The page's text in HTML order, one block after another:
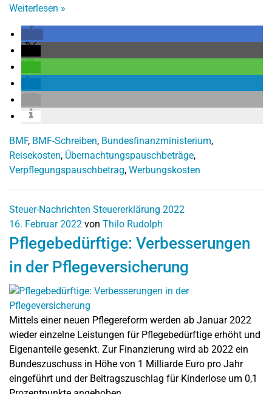
Weiterlesen »
BMF, BMF-Schreiben, Bundesfinanzministerium,
Reisekosten, Übernachtungspauschbeträge,
Verpflegungspauschbetrag, Werbungskosten
Steuer-Nachrichten Steuererklärung 2022
16. Februar 2022 von Thilo Rudolph
Pflegebedürftige: Verbesserungen
in der Pflegeversicherung
Mittels einer neuen Pflegereform werden ab Januar 2022
wieder einzelne Leistungen für Pflegebedürftige erhöht und
Eigenanteile gesenkt. Zur Finanzierung wird ab 2022 ein
Bundeszuschuss in Höhe von 1 Milliarde Euro pro Jahr
eingeführt und der Beitragszuschlag für Kinderlose um 0,1